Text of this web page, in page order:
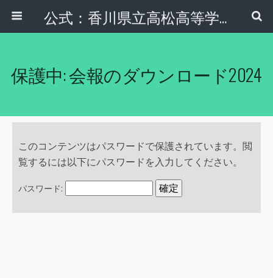
公式：香川県立高松高等学校 同窓会 玉翠会本部
保護中: 会報のダウンロード2024
このコンテンツはパスワードで保護されています。閲
覧するには以下にパスワードを入力してください。
パスワード: